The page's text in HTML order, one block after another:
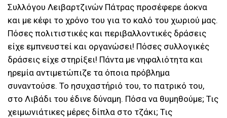
Συλλόγου Λειβαρτζινών Πάτρας προσέφερε άοκνα
και με κέφι το χρόνο του για το καλό του χωριού μας.
Πόσες πολιτιστικές και περιβαλλοντικές δράσεις
είχε εμπνευστεί και οργανώσει! Πόσες συλλογικές
δράσεις είχε στηρίξει! Πάντα με νηφαλιότητα και
ηρεμία αντιμετώπιζε τα όποια πρόβλημα
συναντούσε. Το ησυχαστήριό του, το πατρικό του,
στο Λιβάδι του έδινε δύναμη. Πόσα να θυμηθούμε; Τις
χειμωνιάτικες μέρες δίπλα στο τζάκι; Τις